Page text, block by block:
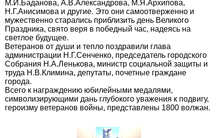
М.И.Баданова, А.В.Александрова, М.Я.Архипова,
Н.Г.Анисимова и другие. Это они самоотверженно и
мужественно старались приблизить день Великого
Праздника, свято веря в победный час, надеясь на
светлое будущее.
Ветеранов от души и тепло поздравили глава
администрации Н.Г.Сенченко, председатель городского
Собрания Н.А.Ленькова, министр социальной защиты и
труда Н.В.Климина, депутаты, почетные граждане
города.
Всего к награждению юбилейными медалями,
символизирующими дань глубокого уважения к подвигу,
героизму ветеранов войны, представлены 1800 волжан.